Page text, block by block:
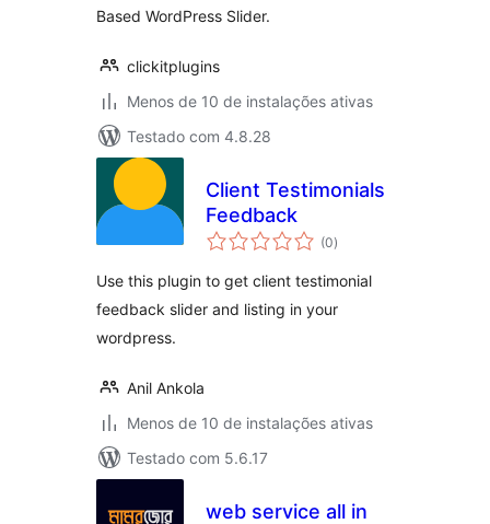
Based WordPress Slider.
clickitplugins
Menos de 10 de instalações ativas
Testado com 4.8.28
Client Testimonials
Feedback
(0total
de
)
Use this plugin to get client testimonial
feedback slider and listing in your
wordpress.
Anil Ankola
Menos de 10 de instalações ativas
Testado com 5.6.17
web service all in